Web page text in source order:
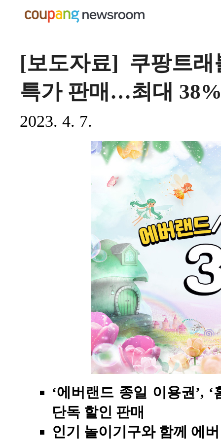
[보도자료] 쿠팡트
특가 판매…최대
2023. 4. 7.
‘에버랜드 종일 이용권’,
단독 할인 판매
인기 놀이기구와 함께 에